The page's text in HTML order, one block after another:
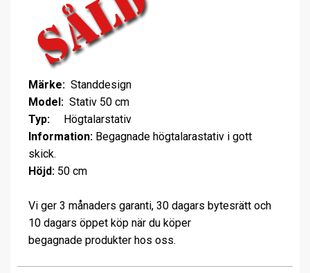
Märke: Standdesign
Model: Stativ 50 cm
Typ:
Högtalarstativ
Information: Begagnade högtalarastativ i gott
skick.
Höjd: 50 cm
Vi ger 3 månaders garanti, 30 dagars bytesrätt och
10 dagars öppet köp när du köper
begagnade produkter hos oss.